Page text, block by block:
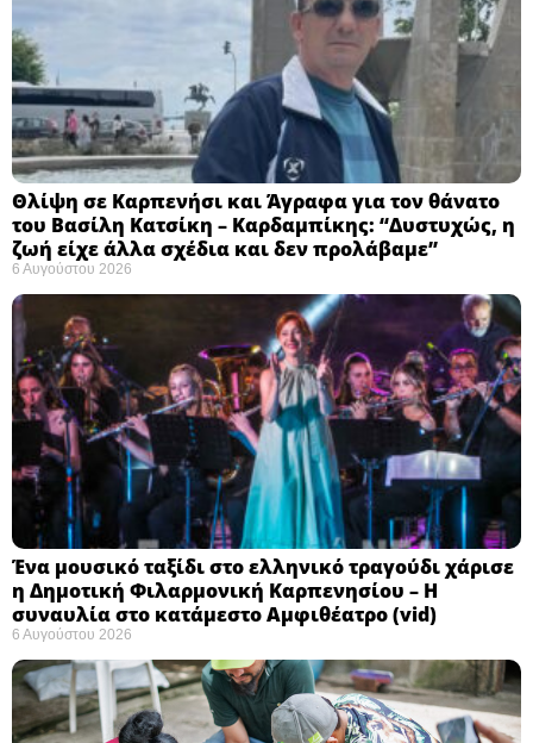
Θλίψη σε Καρπενήσι και Άγραφα για τον θάνατο
του Βασίλη Κατσίκη – Καρδαμπίκης: “Δυστυχώς, η
ζωή είχε άλλα σχέδια και δεν προλάβαμε”
6 Αυγούστου 2026
Ένα μουσικό ταξίδι στο ελληνικό τραγούδι χάρισε
η Δημοτική Φιλαρμονική Καρπενησίου – Η
συναυλία στο κατάμεστο Αμφιθέατρο (vid)
6 Αυγούστου 2026